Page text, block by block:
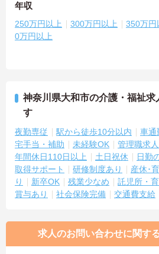
年収
250万円以上 300万円以上 350万円
0万円以上
神奈川県大和市の介護・福祉
す
夜勤専従 駅から徒歩10分以内 車通
宅手当・補助
未経験OK 管理職求人
年間休日110日以上
土日祝休 日勤
取得サポート
研修制度あり
産休･
り
新卒OK 残業少なめ 託児所・
賞与あり
社会保険完備 交通費支給
求人のお問い合わせに関す